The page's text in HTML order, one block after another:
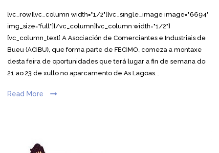
[vc_row][vc_column width="1/2"][vc_single_image image="6694"
img_size="full"][/vc_column][vc_column width="1/2"]
[vc_column_text] A Asociación de Comerciantes e Industriais de
Bueu (ACIBU), que forma parte de FECIMO, comeza a montaxe
desta feira de oportunidades que terá lugar a fin de semana do
21 ao 23 de xullo no aparcamento de As Lagoas...
Read More